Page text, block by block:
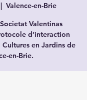
Valence-en-Brie
Valentinas
d’interaction
en Jardins de
en-Brie.